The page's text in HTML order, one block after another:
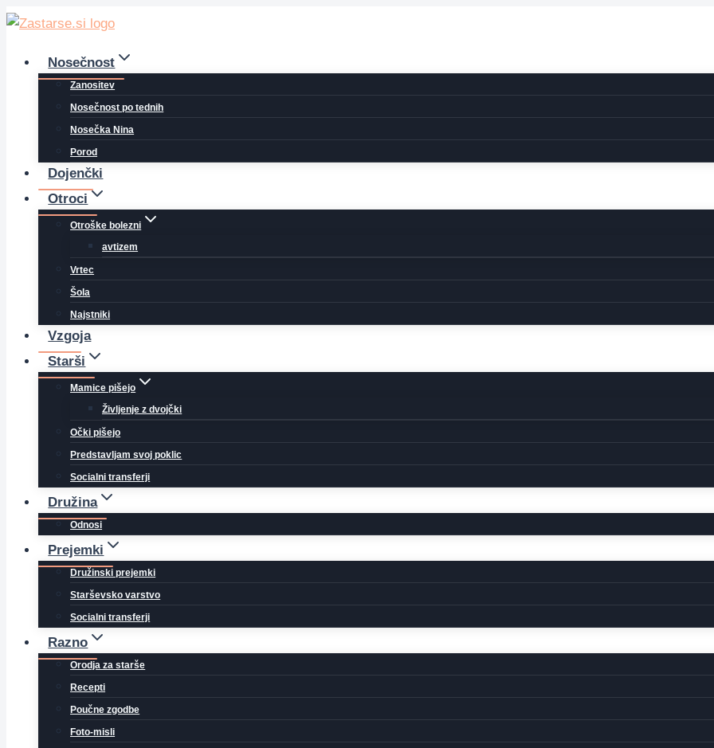
Skip
contentNosečnost
Zanositev
Nosečnost po tednih
Nosečka Nina
Porod
Dojenčki
Otroci
Otroške bolezni
avtizem
Vrtec
Šola
Najstniki
Vzgoja
Starši
Mamice pišejo
Življenje z dvojčki
Očki pišejo
Predstavljam svoj poklic
Socialni transferji
Družina
Odnosi
Prejemki
Družinski prejemki
Starševsko varstvo
Socialni transferji
Razno
Orodja za starše
Recepti
Poučne zgodbe
Foto-misli